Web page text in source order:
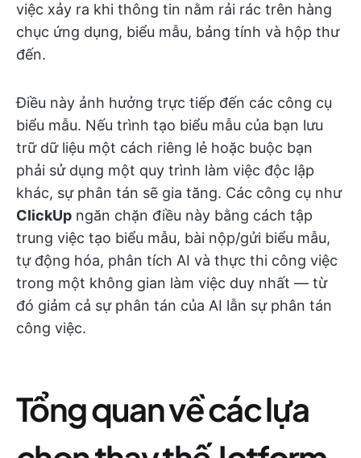
việc xảy ra khi thông tin nằm rải rác trên hàng
chục ứng dụng, biểu mẫu, bảng tính và hộp thư
đến.
Điều này ảnh hưởng trực tiếp đến các công cụ
biểu mẫu. Nếu trình tạo biểu mẫu của bạn lưu
trữ dữ liệu một cách riêng lẻ hoặc buộc bạn
phải sử dụng một quy trình làm việc độc lập
khác, sự phân tán sẽ gia tăng. Các công cụ như
ClickUp ngăn chặn điều này bằng cách tập
trung việc tạo biểu mẫu, bài nộp/gửi biểu mẫu,
tự động hóa, phân tích AI và thực thi công việc
trong một không gian làm việc duy nhất — từ
đó giảm cả sự phân tán của AI lẫn sự phân tán
công việc.
Tổng quan về các lựa